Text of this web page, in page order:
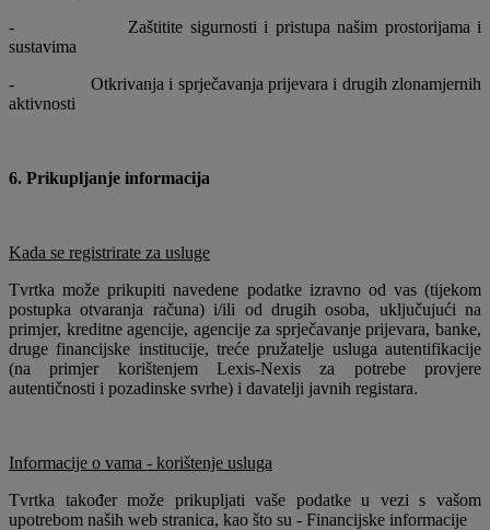
- Zaštitite sigurnosti i pristupa našim prostorijama i
sustavima
- Otkrivanja i sprječavanja prijevara i drugih zlonamjernih
aktivnosti
6. Prikupljanje informacija
Kada se registrirate za usluge
Tvrtka može prikupiti navedene podatke izravno od vas (tijekom
postupka otvaranja računa) i/ili od drugih osoba, uključujući na
primjer, kreditne agencije, agencije za sprječavanje prijevara, banke,
druge financijske institucije, treće pružatelje usluga autentifikacije
(na primjer korištenjem Lexis-Nexis za potrebe provjere
autentičnosti i pozadinske svrhe) i davatelji javnih registara.
Informacije o vama - korištenje usluga
Tvrtka također može prikupljati vaše podatke u vezi s vašom
upotrebom naših web stranica, kao što su - Financijske informacije